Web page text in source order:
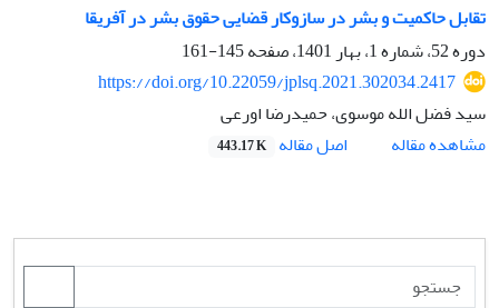
تقابل حاکمیت و بشر در سازوکار قضایی حقوق بشر در آفریقا
دوره 52، شماره 1، بهار 1401، صفحه
145-161
https://doi.org/10.22059/jplsq.2021.302034.2417
سید فضل الله موسوی، حمیدرضا اورعی
مشاهده مقاله
اصل مقاله 443.17 K